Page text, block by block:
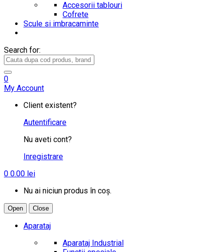
Accesorii tablouri
Cofrete
Scule si imbracaminte
Search for:
0
My Account
Client existent?
Autentificare
Nu aveti cont?
Inregistrare
0 0.00 lei
Nu ai niciun produs în coș.
Open Close
Aparataj
Aparataj Industrial